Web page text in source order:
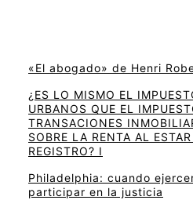
«El abogado» de Henri
¿ES LO MISMO EL
URBANOS QUE EL
TRANSACIONES
SOBRE LA RENTA AL
REGISTRO? I
Philadelphia: cuando
participar en la justicia